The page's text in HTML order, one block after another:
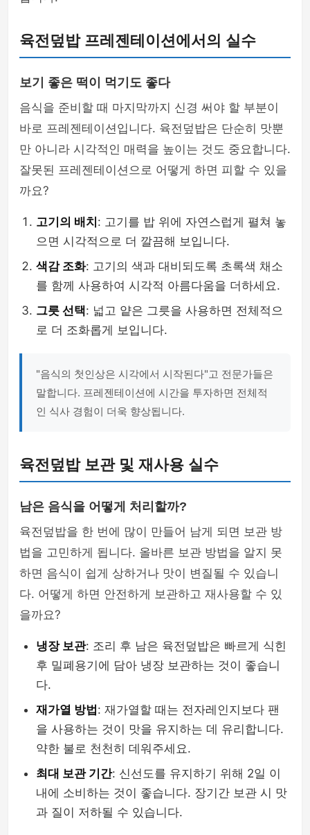
육전덮밥 프레젠테이션에서의 실수
보기 좋은 떡이 먹기도 좋다
음식을 준비할 때 마지막까지 신경 써야 할 부분이
바로 프레젠테이션입니다. 육전덮밥은 단순히 맛뿐
만 아니라 시각적인 매력을 높이는 것도 중요합니다.
잘못된 프레젠테이션으로 어떻게 하면 피할 수 있을
까요?
고기의 배치 : 고기를 밥 위에 자연스럽게 펼쳐 놓
으면 시각적으로 더 깔끔해 보입니다.
색감 조화: 고기의 색과 대비되도록 초록색 채소
를 함께 사용하여 시각적 아름다움을 더하세요.
그릇 선택: 넓고 얕은 그릇을 사용하면 전체적으
로 더 조화롭게 보입니다.
"음식의 첫인상은 시각에서 시작된다"고 전문가들은
말합니다. 프레젠테이션에 시간을 투자하면 전체적
인 식사 경험이 더욱 향상됩니다.
육전덮밥 보관 및 재사용 실수
남은 음식을 어떻게 처리할까?
육전덮밥을 한 번에 많이 만들어 남게 되면 보관 방
법을 고민하게 됩니다. 올바른 보관 방법을 알지 못
하면 음식이 쉽게 상하거나 맛이 변질될 수 있습니
다. 어떻게 하면 안전하게 보관하고 재사용할 수 있
을까요?
냉장 보관: 조리 후 남은 육전덮밥은 빠르게 식힌
후 밀폐용기에 담아 냉장 보관하는 것이 좋습니
다.
재가열 방법 : 재가열할 때는 전자레인지보다 팬
을 사용하는 것이 맛을 유지하는 데 유리합니다.
약한 불로 천천히 데워주세요.
최대 보관 기간: 신선도를 유지하기 위해 2일 이
내에 소비하는 것이 좋습니다. 장기간 보관 시 맛
과 질이 저하될 수 있습니다.